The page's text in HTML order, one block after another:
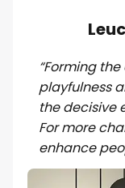
“Forming
playfulness
the decisive
For more
enhance